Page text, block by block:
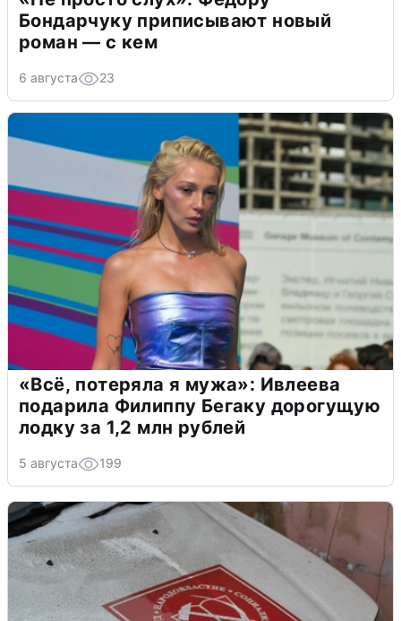
Бондарчуку приписывают новый
роман — с кем
6 августа 23
«Всё, потеряла я мужа»: Ивлеева
подарила Филиппу Бегаку дорогущую
лодку за 1,2 млн рублей
5 августа 199